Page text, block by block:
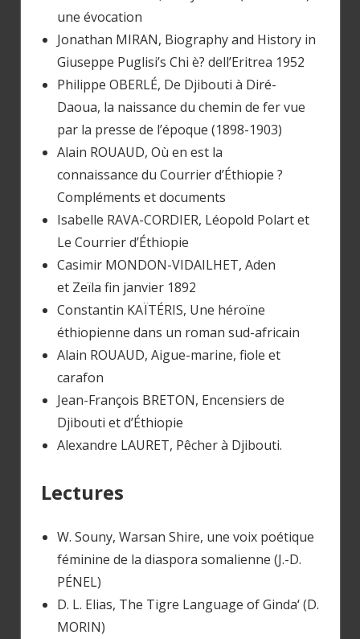
une évocation
Jonathan MIRAN, Biography and History in
Giuseppe Puglisi’s Chi è? dell’Eritrea 1952
Philippe OBERLÉ, De Djibouti à Diré-
Daoua, la naissance du chemin de fer vue
par la presse de l’époque (1898-1903)
Alain ROUAUD, Où en est la
connaissance du Courrier d’Éthiopie ?
Compléments et documents
Isabelle RAVA-CORDIER, Léopold Polart et
Le Courrier d’Éthiopie
Casimir MONDON-VIDAILHET, Aden
et Zeïla fin janvier 1892
Constantin KAÏTÉRIS, Une héroïne
éthiopienne dans un roman sud-africain
Alain ROUAUD, Aigue-marine, fiole et
carafon
Jean-François BRETON, Encensiers de
Djibouti et d’Éthiopie
Alexandre LAURET, Pêcher à Djibouti.
Lectures
W. Souny, Warsan Shire, une voix poétique
féminine de la diaspora somalienne (J.-D.
PÉNEL)
D. L. Elias, The Tigre Language of Ginda‘ (D.
MORIN)